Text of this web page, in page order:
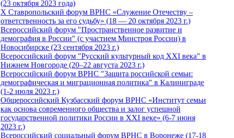
(23 октября 2023 года)
X Ставропольский форум ВРНС «Служение Отечеству –
ответственность за его судьбу» (18 — 20 октября 2023 г.)
Всероссийский форум "Пространственное развитие и
демография в России" (с участием Минстроя России) в
Новосибирске (23 сентября 2023 г.)
Всероссийский форум "Русский культурный код XXI века" в
Нижнем Новгороде (20–22 августа 2023 г.)
Всероссийский форум ВРНС "Защита российской семьи:
демографическая и миграционная политика" в Калиниграде
(1-2 июля 2023 г.)
Общероссийский Кузбасский форум ВРНС «Институт семьи
как основа современного общества и залог успешной
государственной политики России в ХХI веке» (6-7 июня
2023 г.)
Всероссийский социальный форум ВРНС в Воронеже (17-18